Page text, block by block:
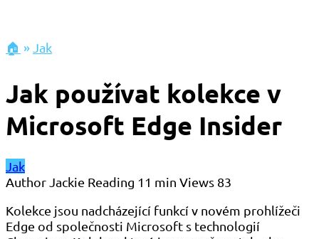
🏠 » Jak
Jak používat kolekce v
Microsoft Edge Insider
Jak
AuthorJackie Reading 11 min Views 83
Kolekce jsou nadcházející funkcí v novém prohlížeči
Edge od společnosti Microsoft s technologií